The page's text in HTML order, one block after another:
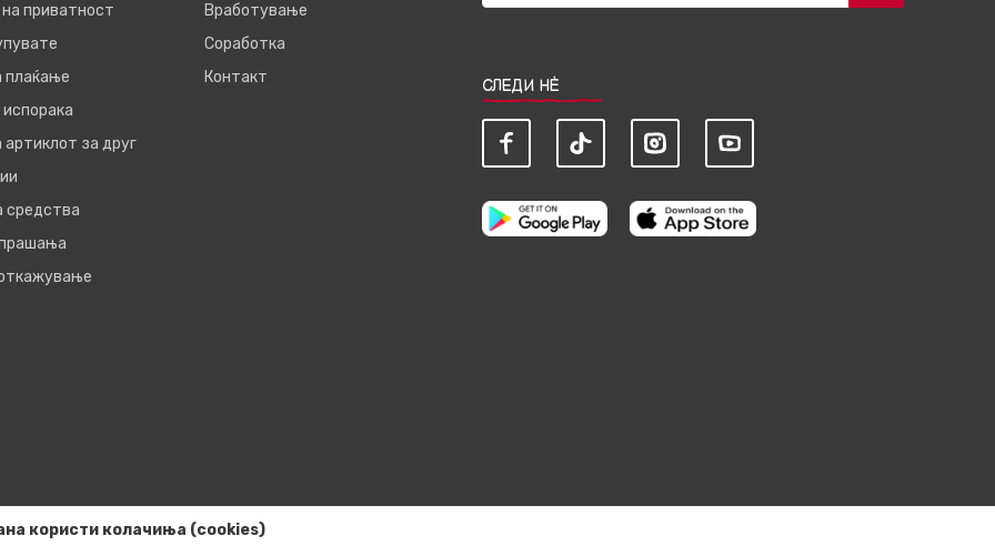
приватност
плаќање
артиклот за друг
средства
Вработување
Соработка
Контакт
СЛЕДИ НЀ
користи колачиња (cookies)